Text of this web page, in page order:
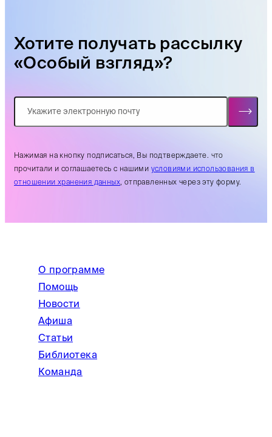
Хотите получать рассылку
«Особый взгляд»?
Нажимая на кнопку подписаться, Вы подтверждаете. что
прочитали и соглашаетесь с нашими условиями использования в
отношении хранения данных, отправленных через эту форму.
О программе
Помощь
Новости
Афиша
Статьи
Библиотека
Команда